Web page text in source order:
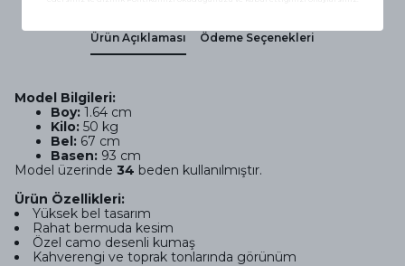
Ürün Açıklaması Ödeme Seçenekleri
Model Bilgileri:
Boy: 1.64 cm
Kilo: 50 kg
Bel: 67 cm
Basen: 93 cm
Model üzerinde 34 beden kullanılmıştır.
Ürün Özellikleri:
Yüksek bel tasarım
Rahat bermuda kesim
Özel camo desenli kumaş
Kahverengi ve toprak tonlarında görünüm